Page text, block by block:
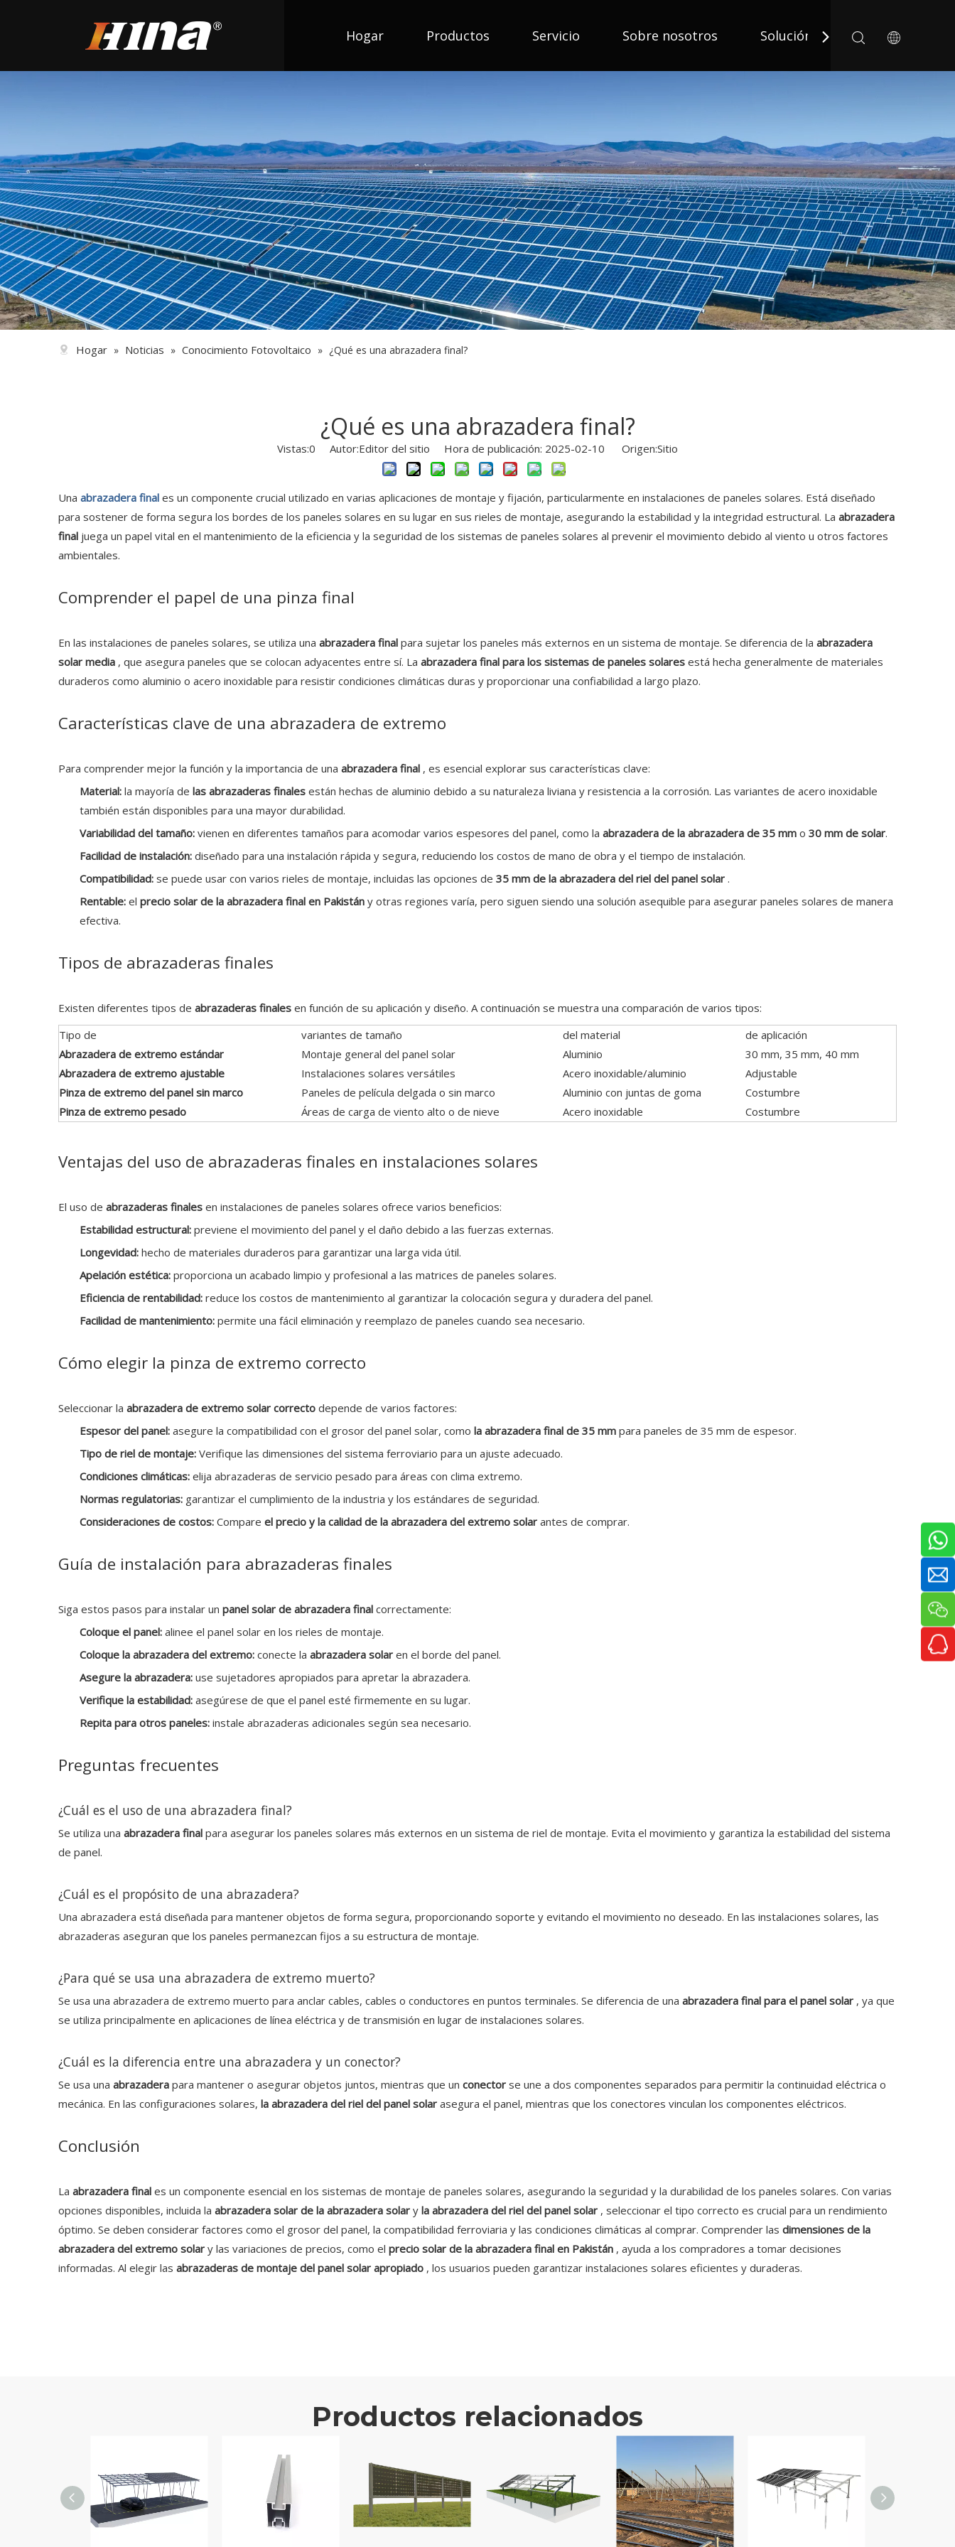
Hogar Productos Servicio Sobre nosotros Solución Solicitud
Hogar » Noticias » Conocimiento Fotovoltaico » ¿Qué es una abrazadera final?
¿Qué es una abrazadera final?
Vistas:0 Autor:Editor del sitio Hora de publicación: 2025-02-10 Origen:Sitio
Una abrazadera final es un componente crucial utilizado en varias aplicaciones de montaje y fijación, particularmente en instalaciones de paneles solares. Está diseñado
para sostener de forma segura los bordes de los paneles solares en su lugar en sus rieles de montaje, asegurando la estabilidad y la integridad estructural. La abrazadera
final juega un papel vital en el mantenimiento de la eficiencia y la seguridad de los sistemas de paneles solares al prevenir el movimiento debido al viento u otros factores
ambientales.
Comprender el papel de una pinza final
En las instalaciones de paneles solares, se utiliza una abrazadera final para sujetar los paneles más externos en un sistema de montaje. Se diferencia de la abrazadera
solar media , que asegura paneles que se colocan adyacentes entre sí. La abrazadera final para los sistemas de paneles solares está hecha generalmente de materiales
duraderos como aluminio o acero inoxidable para resistir condiciones climáticas duras y proporcionar una confiabilidad a largo plazo.
Características clave de una abrazadera de extremo
Para comprender mejor la función y la importancia de una abrazadera final , es esencial explorar sus características clave:
Material: la mayoría de las abrazaderas finales están hechas de aluminio debido a su naturaleza liviana y resistencia a la corrosión. Las variantes de acero inoxidable
también están disponibles para una mayor durabilidad.
Variabilidad del tamaño: vienen en diferentes tamaños para acomodar varios espesores del panel, como la abrazadera de la abrazadera de 35 mm o 30 mm de solar.
Facilidad de instalación: diseñado para una instalación rápida y segura, reduciendo los costos de mano de obra y el tiempo de instalación.
Compatibilidad: se puede usar con varios rieles de montaje, incluidas las opciones de 35 mm de la abrazadera del riel del panel solar .
Rentable: el precio solar de la abrazadera final en Pakistán y otras regiones varía, pero siguen siendo una solución asequible para asegurar paneles solares de manera
efectiva.
Tipos de abrazaderas finales
Existen diferentes tipos de abrazaderas finales en función de su aplicación y diseño. A continuación se muestra una comparación de varios tipos:
Tipo de
variantes de tamaño del material
de aplicación
Abrazadera de extremo estándar
Montaje general del panel solar Aluminio
30 mm, 35 mm, 40 mm
Abrazadera de extremo ajustable
Instalaciones solares versátiles Acero inoxidable/aluminio
Adjustable
Pinza de extremo del panel sin marco
Paneles de película delgada o sin marco Aluminio con juntas de goma
Costumbre
Pinza de extremo pesado
Áreas de carga de viento alto o de nieve Acero inoxidable Costumbre
Ventajas del uso de abrazaderas finales en instalaciones solares
El uso de abrazaderas finales en instalaciones de paneles solares ofrece varios beneficios:
Estabilidad estructural: previene el movimiento del panel y el daño debido a las fuerzas externas.
Longevidad: hecho de materiales duraderos para garantizar una larga vida útil.
Apelación estética: proporciona un acabado limpio y profesional a las matrices de paneles solares.
Eficiencia de rentabilidad: reduce los costos de mantenimiento al garantizar la colocación segura y duradera del panel.
Facilidad de mantenimiento: permite una fácil eliminación y reemplazo de paneles cuando sea necesario.
Cómo elegir la pinza de extremo correcto
Seleccionar la abrazadera de extremo solar correcto depende de varios factores:
Espesor del panel: asegure la compatibilidad con el grosor del panel solar, como la abrazadera final de 35 mm para paneles de 35 mm de espesor.
Tipo de riel de montaje: Verifique las dimensiones del sistema ferroviario para un ajuste adecuado.
Condiciones climáticas: elija abrazaderas de servicio pesado para áreas con clima extremo.
Normas regulatorias: garantizar el cumplimiento de la industria y los estándares de seguridad.
Consideraciones de costos: Compare el precio y la calidad de la abrazadera del extremo solar antes de comprar.
Guía de instalación para abrazaderas finales
Siga estos pasos para instalar un panel solar de abrazadera final correctamente:
Coloque el panel: alinee el panel solar en los rieles de montaje.
Coloque la abrazadera del extremo: conecte la abrazadera solar en el borde del panel.
Asegure la abrazadera: use sujetadores apropiados para apretar la abrazadera.
Verifique la estabilidad: asegúrese de que el panel esté firmemente en su lugar.
Repita para otros paneles: instale abrazaderas adicionales según sea necesario.
Preguntas frecuentes
¿Cuál es el uso de una abrazadera final?
Se utiliza una abrazadera final para asegurar los paneles solares más externos en un sistema de riel de montaje. Evita el movimiento y garantiza la estabilidad del sistema
de panel.
¿Cuál es el propósito de una abrazadera?
Una abrazadera está diseñada para mantener objetos de forma segura, proporcionando soporte y evitando el movimiento no deseado. En las instalaciones solares, las
abrazaderas aseguran que los paneles permanezcan fijos a su estructura de montaje.
¿Para qué se usa una abrazadera de extremo muerto?
Se usa una abrazadera de extremo muerto para anclar cables, cables o conductores en puntos terminales. Se diferencia de una abrazadera final para el panel solar , ya que
se utiliza principalmente en aplicaciones de línea eléctrica y de transmisión en lugar de instalaciones solares.
¿Cuál es la diferencia entre una abrazadera y un conector?
Se usa una abrazadera para mantener o asegurar objetos juntos, mientras que un conector se une a dos componentes separados para permitir la continuidad eléctrica o
mecánica. En las configuraciones solares, la abrazadera del riel del panel solar asegura el panel, mientras que los conectores vinculan los componentes eléctricos.
Conclusión
La abrazadera final es un componente esencial en los sistemas de montaje de paneles solares, asegurando la seguridad y la durabilidad de los paneles solares. Con varias
opciones disponibles, incluida la abrazadera solar de la abrazadera solar y la abrazadera del riel del panel solar , seleccionar el tipo correcto es crucial para un rendimiento
óptimo. Se deben considerar factores como el grosor del panel, la compatibilidad ferroviaria y las condiciones climáticas al comprar. Comprender las dimensiones de la
abrazadera del extremo solar y las variaciones de precios, como el precio solar de la abrazadera final en Pakistán , ayuda a los compradores a tomar decisiones
informadas. Al elegir las abrazaderas de montaje del panel solar apropiado , los usuarios pueden garantizar instalaciones solares eficientes y duraderas.
Productos relacionados